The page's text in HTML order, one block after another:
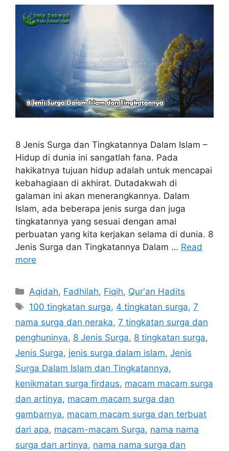
8 Jenis Surga dan Tingkatannya Dalam Islam –
Hidup di dunia ini sangatlah fana. Pada
hakikatnya tujuan hidup adalah untuk mencapai
kebahagiaan di akhirat. Dutadakwah di
galaman ini akan menerangkannya. Dalam
Islam, ada beberapa jenis surga dan juga
tingkatannya yang sesuai dengan amal
perbuatan yang kita kerjakan selama di dunia. 8
Jenis Surga dan Tingkatannya Dalam … Read
more
Categories
Aqidah, Fadhilah, Fiqih, Qur'an Hadits
Tags
100 tingkatan surga, 4 tingkatan surga,7
nama surga dan neraka, 7 tingkatan surga dan
penghuninya, 8 Jenis Surga, 8 tingkatan surga,
Jenis Surga, jenis surga dalam islam, Jenis
Surga Dalam Islam dan Tingkatannya,
kenikmatan surga firdaus, macam macam surga
dan artinya, macam macam surga dan
gambarnya, macam macam surga dan terbuat
dari apa, macam-macam Surga, nama nama
surga dan artinya, nama nama surga dan